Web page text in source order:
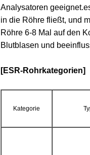
Analysatoren
in die Röhre fließt, und
Röhre 6-8 Mal auf den
Blutblasen und
[ESR-Rohrkategorien]
Kategorie